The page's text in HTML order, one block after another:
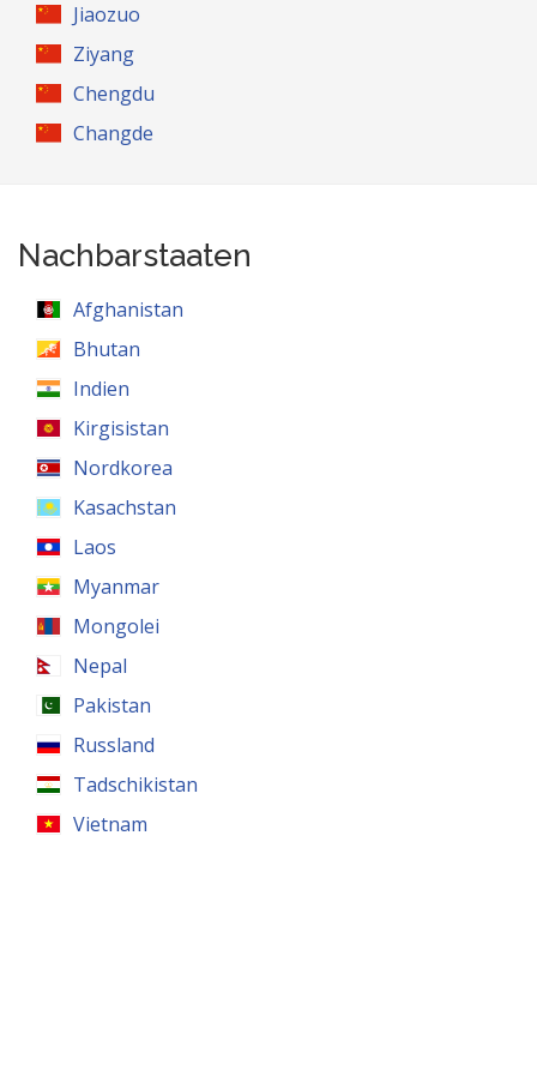
Jiaozuo
Ziyang
Chengdu
Changde
Nachbarstaaten
Afghanistan
Bhutan
Indien
Kirgisistan
Nordkorea
Kasachstan
Laos
Myanmar
Mongolei
Nepal
Pakistan
Russland
Tadschikistan
Vietnam